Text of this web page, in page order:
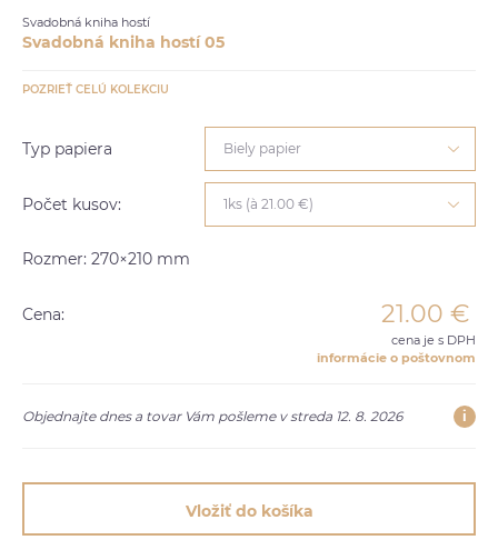
Svadobná kniha hostí
Svadobná kniha hostí 05
POZRIEŤ CELÚ KOLEKCIU
Typ papiera Biely papier
Počet kusov: 1ks (à 21.00 €)
Rozmer: 270×210 mm
Cena: 21.00 €
cena je s DPH
informácie o poštovnom
Objednajte dnes a tovar Vám pošleme v streda 12. 8. 2026 i
Vložiť do košíka